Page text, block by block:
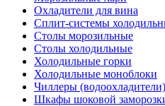
Охладители для вина
Сплит-системы
Столы морозильные
Столы холодильные
Холодильные горки
Холодильные моноблоки
Чиллеры (водоохладители)
Шкафы шоковой